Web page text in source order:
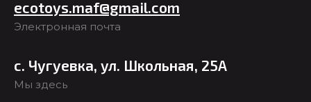
ecotoys.maf@gmail.com
Электронная почта
с. Чугуевка, ул. Школьная, 25А
Мы здесь